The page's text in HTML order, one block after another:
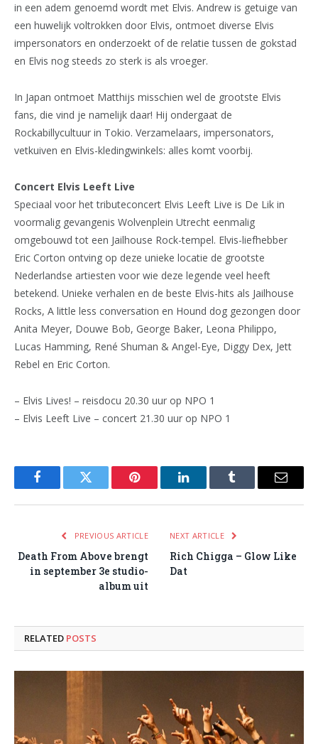
in een adem genoemd wordt met Elvis. Andrew is getuige van
een huwelijk voltrokken door Elvis, ontmoet diverse Elvis
impersonators en onderzoekt of de relatie tussen de gokstad
en Elvis nog steeds zo sterk is als vroeger.
In Japan ontmoet Matthijs misschien wel de grootste Elvis
fans, die vind je namelijk daar! Hij ondergaat de
Rockabillycultuur in Tokio. Verzamelaars, impersonators,
vetkuiven en Elvis-kledingwinkels: alles komt voorbij.
Concert Elvis Leeft Live
Speciaal voor het tributeconcert Elvis Leeft Live is De Lik in
voormalig gevangenis Wolvenplein Utrecht eenmalig
omgebouwd tot een Jailhouse Rock-tempel. Elvis-liefhebber
Eric Corton ontving op deze unieke locatie de grootste
Nederlandse artiesten voor wie deze legende veel heeft
betekend. Unieke verhalen en de beste Elvis-hits als Jailhouse
Rocks, A little less conversation en Hound dog gezongen door
Anita Meyer, Douwe Bob, George Baker, Leona Philippo,
Lucas Hamming, René Shuman & Angel-Eye, Diggy Dex, Jett
Rebel en Eric Corton.
– Elvis Lives! – reisdocu 20.30 uur op NPO 1
– Elvis Leeft Live – concert 21.30 uur op NPO 1
FacebookTwitter Pinterest LinkedInTumblr Email
PREVIOUS ARTICLE
Death From Above brengt
in september 3e studio-
album uit
NEXT ARTICLE
Rich Chigga – Glow Like
Dat
RELATED POSTS